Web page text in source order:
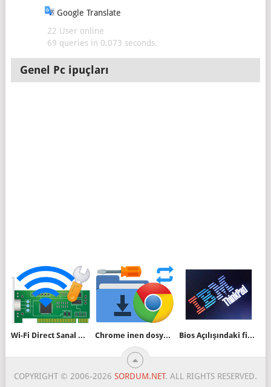
Google Translate
22 User online
69 queries in 0,073 seconds.
Genel Pc ipuçları
Wi-Fi Direct Sanal Bağdaştırıcıyı devre dışı bırakın Chrome inen dosyanın nereye kaydedileceğini sorsun Bios Açılışındaki firma logosunu iptal edelim
COPYRIGHT © 2006-2026 SORDUM.NET. ALL RIGHTS RESERVED.